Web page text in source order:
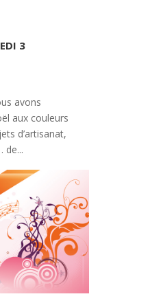
3
avons
aux couleurs
d’artisanat,
de...